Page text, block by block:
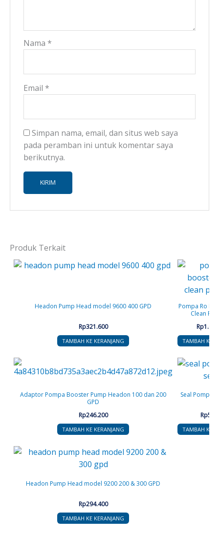
Nama *
Email *
Simpan nama, email, dan situs web saya
pada peramban ini untuk komentar saya
berikutnya.
Produk Terkait
Headon Pump Head model 9600 400 GPD
Rp321.600
TAMBAH KE KERANJANG
Pompa Ro
Clean
Rp
TAMBAH KE
Adaptor Pompa Booster Pump Headon 100 dan 200
GPD
Rp246.200
TAMBAH KE KERANJANG
Seal Pompa
Rp
TAMBAH KE
Headon Pump Head model 9200 200 & 300 GPD
Rp294.400
TAMBAH KE KERANJANG